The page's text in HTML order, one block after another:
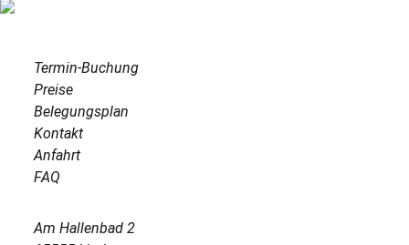
Termin-Buchung
Preise
Belegungsplan
Kontakt
Anfahrt
FAQ
Am Hallenbad 2